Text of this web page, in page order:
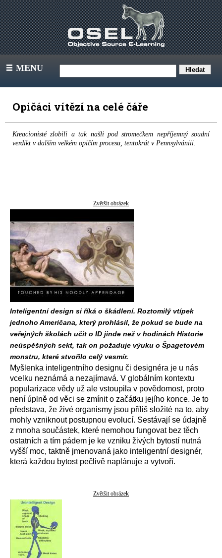
III MENU
Opičáci vítězí na celé čáře
Kreacionisté zlobili a tak našli pod stromečkem nepříjemný soudní
verdikt v dalším velkém opičím procesu, tentokrát v Pennsylvániii.
Zvětšit obrázek
Inteligentní design si říká o škádlení. Roztomilý vtípek
jednoho Američana, který prohlásil, že pokud se bude na
veřejných školách učit o ID jinde než v hodinách Historie
neúspěšných sekt, tak on požaduje výuku o Špagetovém
monstru, které stvořilo celý vesmír.
Myšlenka inteligentního designu či designéra je u nás
vcelku neznámá a nezajímavá. V globálním kontextu
popularizace vědy už ale vstoupila v povědomost, proto
není úplně od věci se zmínit o začátku jejího konce. Je to
představa, že živé organismy jsou příliš složité na to, aby
mohly vzniknout postupnou evolucí. Sestávají se údajně
z mnoha součástek, které nemohou fungovat bez těch
ostatních a tím pádem je ke vzniku živých bytostí nutná
vyšší moc, taktně jmenovaná jako inteligentní designér,
která každou bytost pečlivě naplánuje a vytvoří.
Zvětšit obrázek